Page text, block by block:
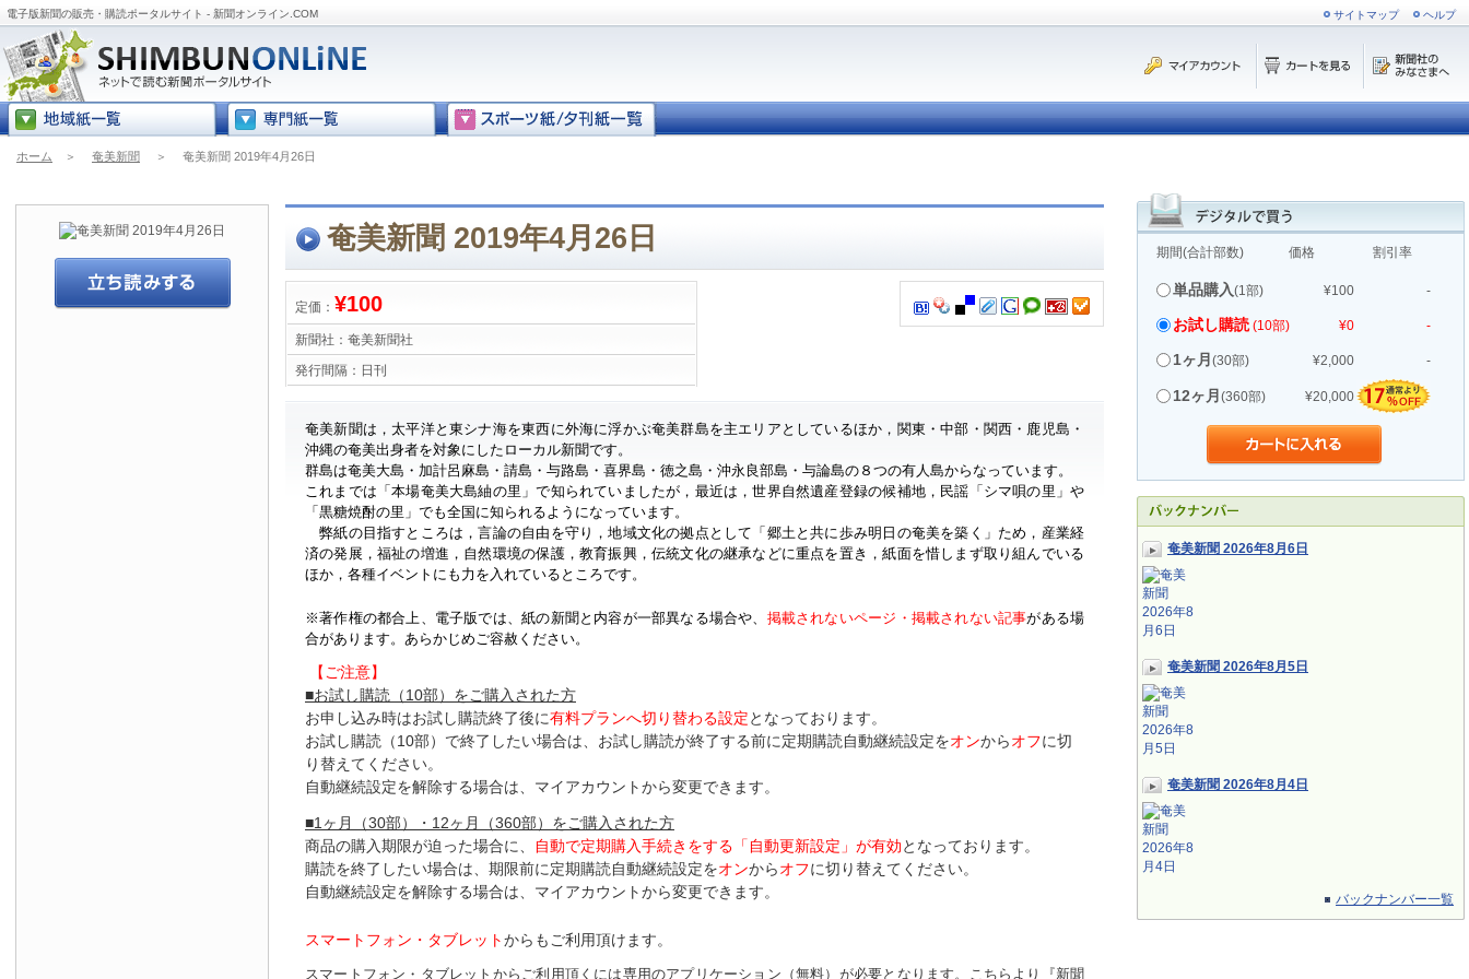
電子版新聞の販売・購読ポータルサイト - 新聞オンライン.COM サイトマップ ヘルプ
ホーム ＞ 奄美新聞 ＞ 奄美新聞 2019年4月26日
期間(合計部数) 価格 割引率
単品購入(1部) ¥100 -
お試し購読 (10部) ¥0 -
1ヶ月 (30部) ¥2,000 -
12ヶ月 (360部) ¥20,000
奄美新聞 2026年8月6日
奄美新聞 2026年8月5日
奄美新聞 2026年8月4日
バックナンバー一覧
奄美新聞 2019年4月26日
定価： ¥100
新聞社： 奄美新聞社
発行間隔： 日刊
奄美新聞は，太平洋と東シナ海を東西に外海に浮かぶ奄美群島を主エリアとしているほか，関東・中部・関西・鹿児島・
沖縄の奄美出身者を対象にしたローカル新聞です。
群島は奄美大島・加計呂麻島・請島・与路島・喜界島・徳之島・沖永良部島・与論島の８つの有人島からなっています。
これまでは「本場奄美大島紬の里」で知られていましたが，最近は，世界自然遺産登録の候補地，民謡「シマ唄の里」や
「黒糖焼酎の里」でも全国に知られるようになっています。
弊紙の目指すところは，言論の自由を守り，地域文化の拠点として「郷土と共に歩み明日の奄美を築く」ため，産業経
済の発展，福祉の増進，自然環境の保護，教育振興，伝統文化の継承などに重点を置き，紙面を惜しまず取り組んでいる
ほか，各種イベントにも力を入れているところです。
※著作権の都合上、 電子版では、紙の新聞と内容が一部異なる場合や、 掲載されないページ・掲載されない記事がある場
合があります。あらかじめご容赦ください。
【ご注意】
■お試し購読（10部）をご購入された方
お申し込み時はお試し購読終了後に有料プランへ切り替わる設定となっております。
お試し購読（10部）で終了したい場合は、お試し購読が終了する前に定期購読自動継続設定をオンからオフに切
り替えてください。
自動継続設定を解除する場合は、マイアカウントから変更できます。
■1ヶ月（30部）・12ヶ月（360部）をご購入された方
商品の購入期限が迫った場合に、
自動で定期購入手続きをする「自動更新設定」が有効となっております。
購読を終了したい場合は、期限前に定期購読自動継続設定をオンからオフに切り替えてください。
自動継続設定を解除する場合は、マイアカウントから変更できます。
スマートフォン・タブレットからもご利用頂けます。
スマートフォン・タブレットからご利用頂くには専用のアプリケーション（無料）が必要となります。 こちらより『新聞